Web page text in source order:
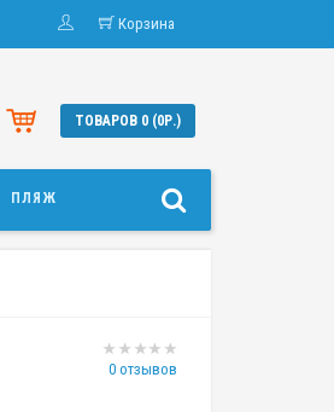
Корзина
ТОВАРОВ 0 (0Р.)
ПЛЯЖ
0 отзывов